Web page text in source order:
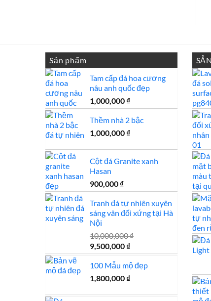
Sản phẩm
Tam cấp đá hoa cương
nâu anh quốc đẹp
1,000,000 ₫
Thềm nhà 2 bậc
1,000,000 ₫
Cột đá Granite xanh
Hasan
900,000 ₫
Tranh đá tự nhiên xuyên
sáng vân đối xứng tại Hà
Nội
10,000,000₫
Giá
gốc
là:
10,000,000 ₫.
9,500,000 ₫Giá
hiện
tại
là:
100 Mẫu mộ đẹp
1,800,000 ₫